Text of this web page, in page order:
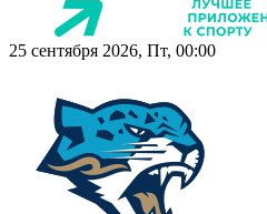
25 сентября 2026, Пт, 00:00